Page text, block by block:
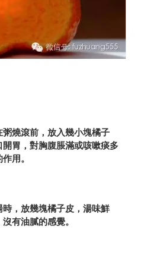
燒滾前，放入幾小塊橘子
胃，對胸腹脹滿或咳嗽痰多
用。
，放幾塊橘子皮，湯味鮮
有油膩的感覺。